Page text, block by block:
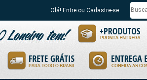
Olá! Entre ou Cadastre-se